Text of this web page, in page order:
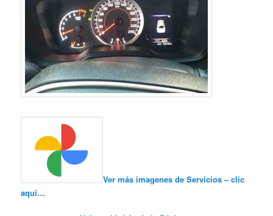
Ver más imagenes de Servicios – clic
aquí…